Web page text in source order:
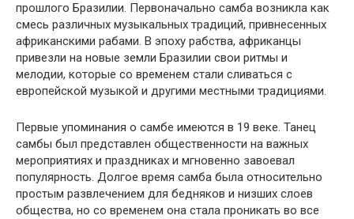
прошлого Бразилии. Первоначально самба возникла как
смесь различных музыкальных традиций, привнесенных
африканскими рабами. В эпоху рабства, африканцы
привезли на новые земли Бразилии свои ритмы и
мелодии, которые со временем стали сливаться с
европейской музыкой и другими местными традициями.
Первые упоминания о самбе имеются в 19 веке. Танец
самбы был представлен общественности на важных
мероприятиях и праздниках и мгновенно завоевал
популярность. Долгое время самба была относительно
простым развлечением для бедняков и низших слоев
общества, но со временем она стала проникать во все